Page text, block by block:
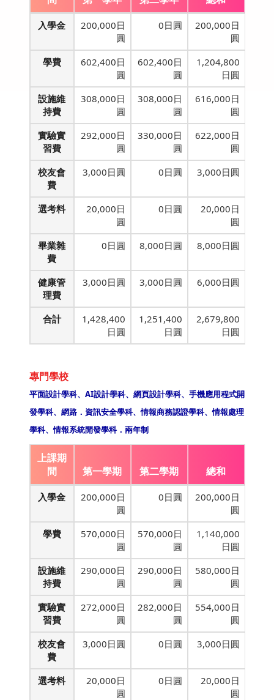
入學金
200,000日
圓
0日圓
200,000日
圓
學費
602,400日
圓
602,400日
圓
1,204,800
日圓
設施維
持費
308,000日
圓
308,000日
圓
616,000日
圓
實驗實
習費
292,000日
圓
330,000日
圓
622,000日
圓
校友會
費
3,000日圓 0日圓 3,000日圓
選考料
20,000日
圓
0日圓
20,000日
圓
畢業雜
費
0日圓 8,000日圓 8,000日圓
健康管
理費
3,000日圓 3,000日圓 6,000日圓
合計
1,428,400
日圓
1,251,400
日圓
2,679,800
日圓
專門學校
平面設計學科、AI設計學科、網頁設計學科、手機應用程式開
發學科、網路．資訊安全學科、情報商務認證學科、情報處理
學科、情報系統開發學科．兩年制
上課期
間
第一學期 第二學期 總和
入學金
200,000日
圓
0日圓
200,000日
圓
學費
570,000日
圓
570,000日
圓
1,140,000
日圓
設施維
持費
290,000日
圓
290,000日
圓
580,000日
圓
實驗實
習費
272,000日
圓
282,000日
圓
554,000日
圓
校友會
費
3,000日圓 0日圓 3,000日圓
選考料
20,000日
圓
0日圓
20,000日
圓